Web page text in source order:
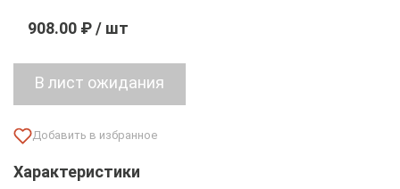
908.00 ₽ / шт
Характеристики